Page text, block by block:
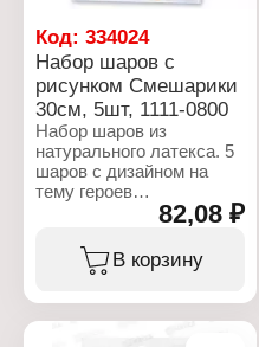
Днем Рождения"
Размер: 10" (25 см)
Цвет: в ассортименте
Материал: латекс
Количество в упаковке:
50 шт
Код: 334024
Набор шаров с
рисунком Смешарики
30см, 5шт, 1111-0800
Набор шаров из
натурального латекса. 5
шаров с дизайном на
тему героев
"Смешарики" в упаковке
с хедером Весёлая
Затея. Воздушные шары
82,08 ₽
В корзину